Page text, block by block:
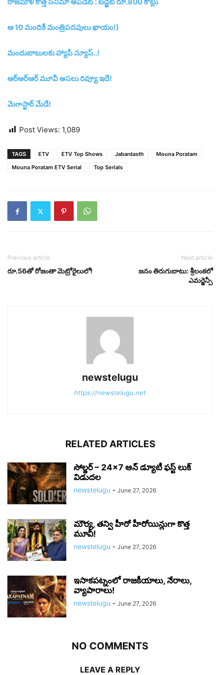
ఆ 10 మందికీ మంత్రిపదవులు ఖాయం!)
మందుబాబులకు హ్యాపీ న్యూస్‌..!
ఆర్‌ఆర్‌ఆర్‌ మూవీ అసలు రివ్యూ ఇదే!
మెగాస్టార్ మేడే!
Post Views: 1,089
TAGS ETV ETV Top Shows Jabardasth
Mouna Poratam
Mouna Poratam ETV Serial
Top Serials
Previous article
రూ.56తో రోజంతా మెట్రోరైలులో!
Next article
జనం తిరుగుబాటు: శ్రీలంకలో
ఎమర్జెన్సీ
newstelugu
https://newstelugu.net
RELATED ARTICLES
సోల్జర్ – 24×7 ఆన్ డ్యూటీ ఫస్ట్ లుక్
విడుదల
newstelugu - June 27, 2026
మౌర్య‌, త‌న్వి హీరో హీరోయిన్లుగా కొత్త
మూవీ!
newstelugu - June 27, 2026
ఇసాకపట్నంలో రాజ‌కీయాలు, నేరాలు,
వ్యాపారాలు!
newstelugu - June 27, 2026
NO COMMENTS
LEAVE A REPLY